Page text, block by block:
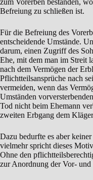
Befreiung zu schließen ist.
Für die Befreiung des
entscheidende Umstände.
darum, einen Zugriff des
Ehe, mit dem man im Streit
nach dem Vermögen der
Pflichtteilsansprüche nach
vermeiden, wenn das
Umständen
Tod nicht beim Ehemann
zweiten Erbgang dem
Dazu bedurfte es aber
vielmehr spricht dieses
Ohne den
zur Anordnung der Vor- und